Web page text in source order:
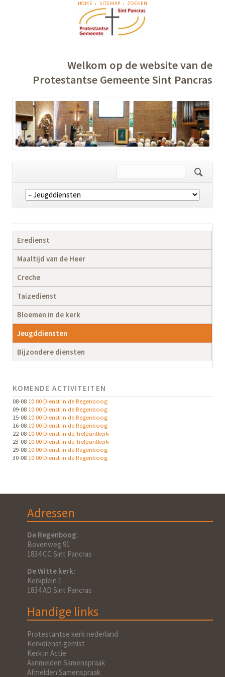
NAVIGATIE
OVERSLAAN
HOME SITEMAP ZOEKEN
Welkom op de website van de
Protestantse Gemeente Sint Pancras
Navigatie
overslaan
Navigatie
overslaan
Eredienst
Maaltijd van de Heer
Creche
Taizedienst
Bloemen in de kerk
Jeugddiensten
Bijzondere diensten
KOMENDE ACTIVITEITEN
08-08 10.00 Dienst in de Regenboog
09-08 10.00 Dienst in de Regenboog
15-08 10.00 Dienst in de Regenboog
16-08 10.00 Dienst in de Regenboog
22-08 10.00 Dienst in de Trefpuntkerk
23-08 10.00 Dienst in de Trefpuntkerk
29-08 10.00 Dienst in de Regenboog
30-08 10.00 Dienst in de Regenboog
Adressen
De Regenboog:
Bovenweg 91
1834 CC Sint Pancras
De Witte kerk:
Kerkplein 1
1834 AD Sint Pancras
Handige links
Protestantse kerk nederland
Kerkdienst gemist
Kerk in Actie
Aanmelden Samenspraak
Afmelden Samenspraak